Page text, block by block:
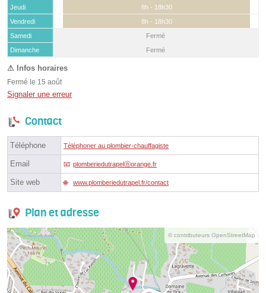
Jeudi
8h - 18h30
Vendredi
8h - 18h30
Samedi
(15 août)
Fermé
Dimanche
Fermé
Fermé le 15 août
Signaler une erreur
Contact
Téléphone Téléphoner au plombier-chauffagiste
Email plomberiedutrapelⓐorange.fr
Site web www.plomberiedutrapel.fr/contact
Plan et adresse
© contributeurs OpenStreetMap